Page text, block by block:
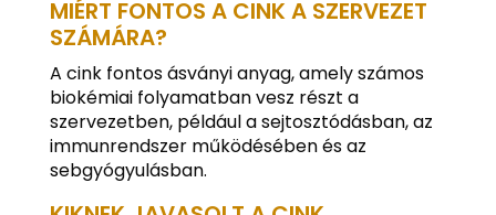
MIÉRT FONTOS A CINK A SZERVEZET
SZÁMÁRA?
A cink fontos ásványi anyag, amely számos
biokémiai folyamatban vesz részt a
szervezetben, például a sejtosztódásban, az
immunrendszer működésében és az
sebgyógyulásban.